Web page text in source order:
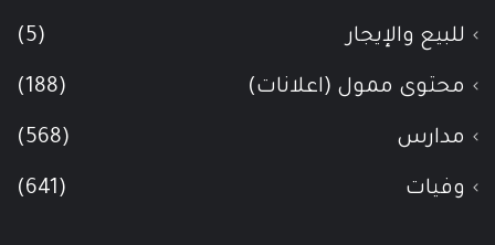
للبيع والإيجار (5)
محتوى ممول (اعلانات) (188)
مدارس (568)
وفيات (641)